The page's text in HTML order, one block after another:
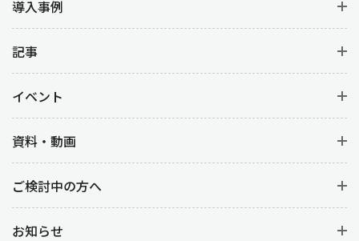
導入事例
記事
イベント
資料・動画
ご検討中の方へ
お知らせ